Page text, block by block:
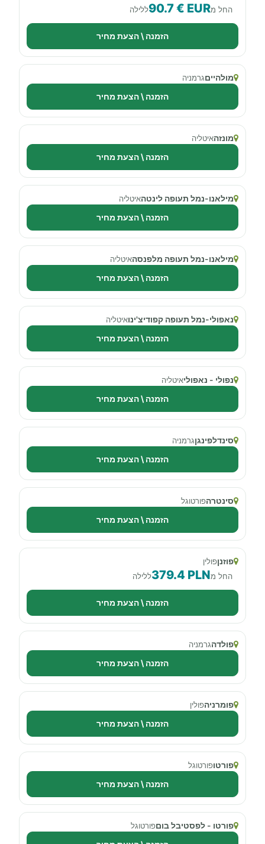
החל מ90.7 € EURללילה
הזמנה \ הצעת מחיר
מולהייםגרמניה
הזמנה \ הצעת מחיר
מונזהאיטליה
הזמנה \ הצעת מחיר
מילאנו-נמל תעופה לינטהאיטליה
הזמנה \ הצעת מחיר
מילאנו-נמל תעופה מלפנסהאיטליה
הזמנה \ הצעת מחיר
נאפולי-נמל תעופה קפודיצ'ינואיטליה
הזמנה \ הצעת מחיר
נפולי - נאפוליאיטליה
הזמנה \ הצעת מחיר
סינדלפינגןגרמניה
הזמנה \ הצעת מחיר
סינטרהפורטוגל
הזמנה \ הצעת מחיר
פוזנןפולין
החל מ379.4 PLNללילה
הזמנה \ הצעת מחיר
פולדהגרמניה
הזמנה \ הצעת מחיר
פומרניהפולין
הזמנה \ הצעת מחיר
פורטופורטוגל
הזמנה \ הצעת מחיר
פורטו - לפסטיבל בוםפורטוגל